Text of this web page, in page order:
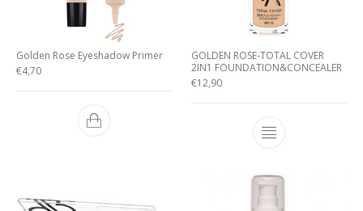
Golden Rose Eyeshadow Primer
€4,70
GOLDEN ROSE-TOTAL COVER
2IN1 FOUNDATION&CONCEALER
€12,90